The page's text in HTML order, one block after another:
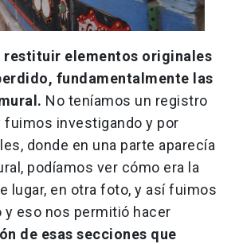
restituir elementos originales
fundamentalmente las
No teníamos un registro
fuimos investigando y por
donde en una parte aparecía
podíamos ver cómo era la
lugar, en otra foto, y así fuimos
eso nos permitió hacer
de esas secciones que